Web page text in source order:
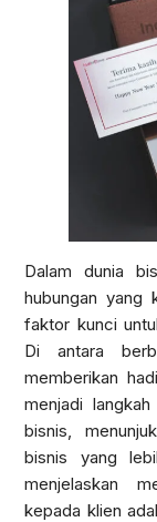
Dalam dunia
hubungan yang
faktor kunci
Di antara
memberikan
menjadi
bisnis,
bisnis yang
menjelaskan
kepada klien